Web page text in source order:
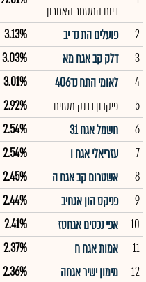
ביום המסחר האחרון
2
פועלים הת נד יב 3.13%
3
דלק קב אגח מא 3.03%
4
לאומי התח נד406 3.01%
5
פיקדון בבנק מסוים 2.92%
6
חשמל אגח 31 2.54%
7
עזריאלי אגח ו 2.54%
8
אשטרום קב אגח ה 2.45%
9
פניקס הון אגחיב 2.44%
10
אפי נכסים אגחטז 2.41%
11
אמות אגח ח 2.37%
12
מימון ישיר אגחה 2.36%